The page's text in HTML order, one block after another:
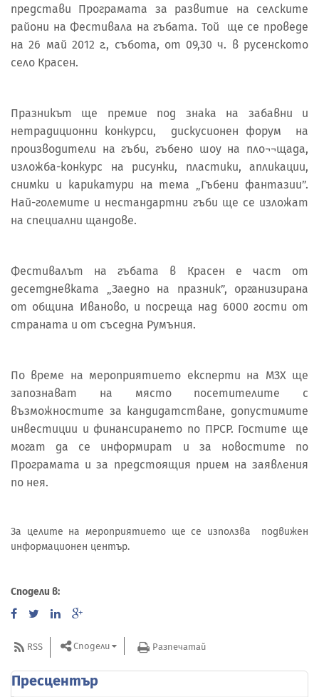
представи Програмата за развитие на селските
райони на Фестивала на гъбата. Той ще се проведе
на 26 май 2012 г., събота, от 09,30 ч. в русенското
село Красен.
Празникът ще премие под знака на забавни и
нетрадиционни конкурси, дискусионен форум на
производители на гъби, гъбено шоу на пло¬¬щада,
изложба-конкурс на рисунки, пластики, апликации,
снимки и карикатури на тема „Гъбени фантазии”.
Най-големите и нестандартни гъби ще се изложат
на специални щандове.
Фестивалът на гъбата в Красен е част от
десетдневката „Заедно на празник”, организирана
от община Иваново, и посреща над 6000 гости от
страната и от съседна Румъния.
По време на мероприятието експерти на МЗХ ще
запознават на място посетителите с
възможностите за кандидатстване, допустимите
инвестиции и финансирането по ПРСР. Гостите ще
могат да се информират и за новостите по
Програмата и за предстоящия прием на заявления
по нея.
За целите на мероприятието ще се използва подвижен
информационен център.
Сподели в:
RSS Сподели Разпечатай
Пресцентър